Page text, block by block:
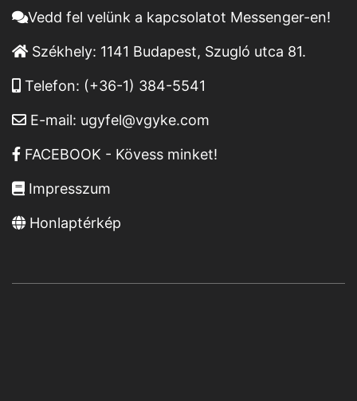
Vedd fel velünk a kapcsolatot Messenger-en!
Székhely: 1141 Budapest, Szugló utca 81.
Telefon: (+36-1) 384-5541
E-mail: ugyfel@vgyke.com
FACEBOOK - Kövess minket!
Impresszum
Honlaptérkép